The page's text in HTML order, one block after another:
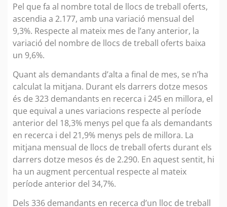
Pel que fa al nombre total de llocs de treball oferts,
ascendia a 2.177, amb una variació mensual del
9,3%. Respecte al mateix mes de l’any anterior, la
variació del nombre de llocs de treball oferts baixa
un 9,6%.
Quant als demandants d’alta a final de mes, se n’ha
calculat la mitjana. Durant els darrers dotze mesos
és de 323 demandants en recerca i 245 en millora, el
que equival a unes variacions respecte al període
anterior del 18,3% menys pel que fa als demandants
en recerca i del 21,9% menys pels de millora. La
mitjana mensual de llocs de treball oferts durant els
darrers dotze mesos és de 2.290. En aquest sentit, hi
ha un augment percentual respecte al mateix
període anterior del 34,7%.
Dels 336 demandants en recerca d’un lloc de treball